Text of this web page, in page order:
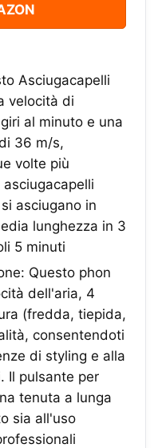
Asciugacapelli
velocità di
al minuto e una
36 m/s,
volte più
asciugano in
lunghezza in 3
5 minuti
Questo phon
dell'aria, 4
(fredda, tiepida,
consentendoti
di styling e alla
Il pulsante per
tenuta a lunga
sia all'uso